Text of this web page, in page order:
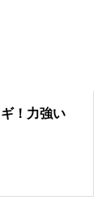
！力強い